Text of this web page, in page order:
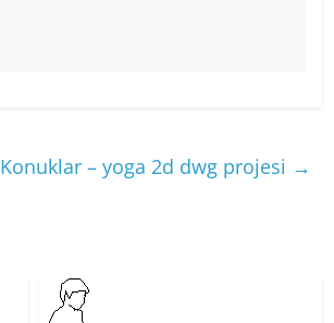
Konuklar – yoga 2d dwg projesi →